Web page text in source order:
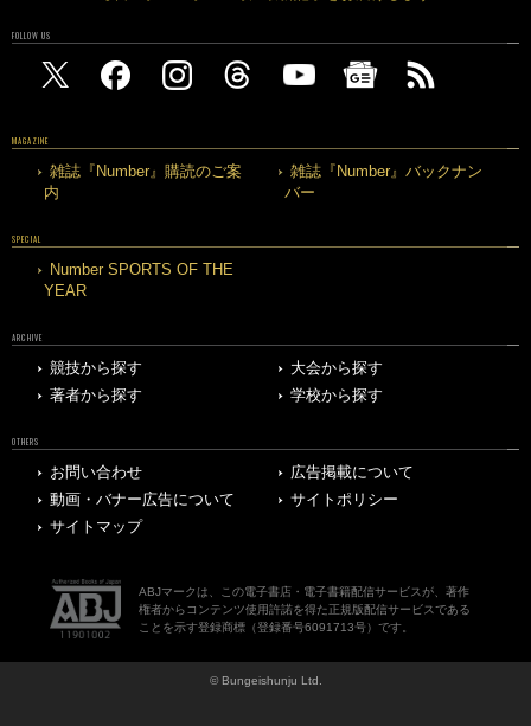
FOLLOW US
MAGAZINE
雑誌『Number』購読のご案
内
雑誌『Number』バックナン
バー
SPECIAL
Number SPORTS OF THE
YEAR
ARCHIVE
競技から探す
大会から探す
著者から探す
学校から探す
OTHERS
お問い合わせ
広告掲載について
動画・バナー広告について
サイトポリシー
サイトマップ
ABJマークは、この電子書店・電子書籍配信サービスが、著作
権者からコンテンツ使用許諾を得た正規版配信サービスである
ことを示す登録商標（登録番号6091713号）です。
© Bungeishunju Ltd.